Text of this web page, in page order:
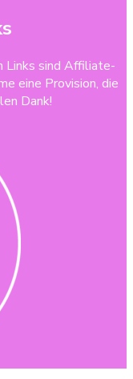
Links sind Affiliate-
eine Provision, die
Dank!